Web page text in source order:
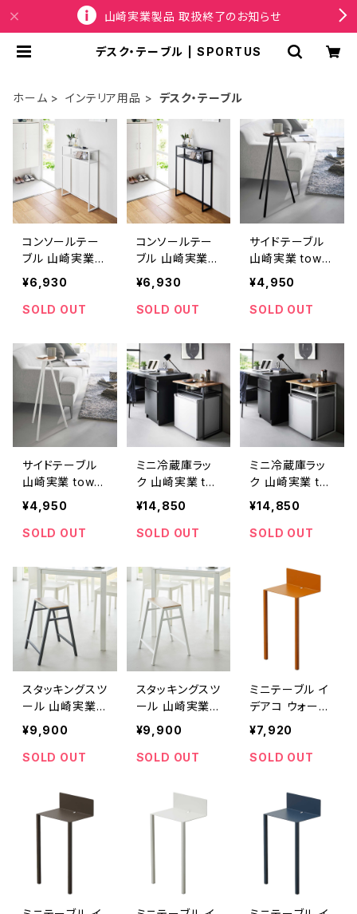
山崎実業製品 取扱終了のお知らせ
デスク・テーブル | SPORTUS
ホーム インテリア用品 デスク・テーブル
コンソールテー
ブル 山崎実業 t
ower 棚付きコ
ンソールテーブ
ル 10393 ホワ
¥6,930
SOLD OUT
コンソールテー
ブル 山崎実業 t
ower 棚付きコ
ンソールテーブ
ル 10394 ブラッ
¥6,930
SOLD OUT
サイドテーブル
山崎実業 tower
タワー ちょこっと
ハイテーブル 10
477 ブラック
¥4,950
SOLD OUT
サイドテーブル
山崎実業 tower
タワー ちょこっと
ハイテーブル 10
476 ホワイト
¥4,950
SOLD OUT
ミニ冷蔵庫ラッ
ク 山崎実業 to
wer タワー 引き
出し付き冷蔵庫
上ラック 45L用
¥14,850
SOLD OUT
ミニ冷蔵庫ラッ
ク 山崎実業 to
wer タワー 引き
出し付き冷蔵庫
上ラック 45L用
¥14,850
SOLD OUT
スタッキングスツ
ール 山崎実業 t
ower タワー ス
ツール H45 14
70 ブラック
¥9,900
SOLD OUT
スタッキングスツ
ール 山崎実業 t
ower タワー ス
ツール H45 14
69 ホワイト
¥9,900
SOLD OUT
ミニテーブル イ
デアコ ウォール
テーブルB5 ide
aco minimal st
eel furniture
¥7,920
SOLD OUT